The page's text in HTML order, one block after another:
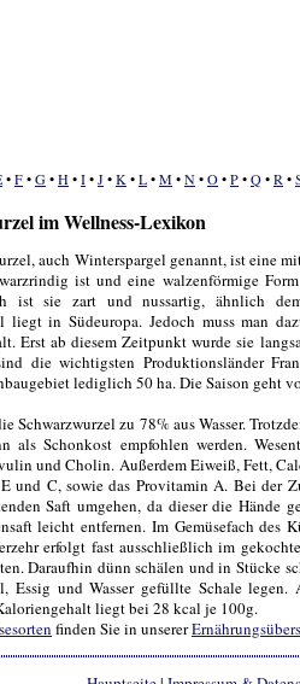
im Wellness-Lexikon
auch Winterspargel genannt, ist eine
ist und eine walzenförmige
ist sie zart und nussartig, ähnlich
liegt in Südeuropa. Jedoch muss man
Erst ab diesem Zeitpunkt wurde sie
die wichtigsten Produktionsländer
lediglich 50 ha. Die Saison geht
Schwarzwurzel zu 78% aus Wasser.
als Schonkost empfohlen werden.
und Cholin. Außerdem Eiweiß, Fett,
und C, sowie das Provitamin A. Bei der
Saft umgehen, da dieser die
leicht entfernen. Im Gemüsefach des
erfolgt fast ausschließlich im
Daraufhin dünn schälen und in Stücke
Essig und Wasser gefüllte Schale
liegt bei 28 kcal je 100g.
finden Sie in unserer
•F•G•H•I•J•K •L•M•N•O•P•Q•R •